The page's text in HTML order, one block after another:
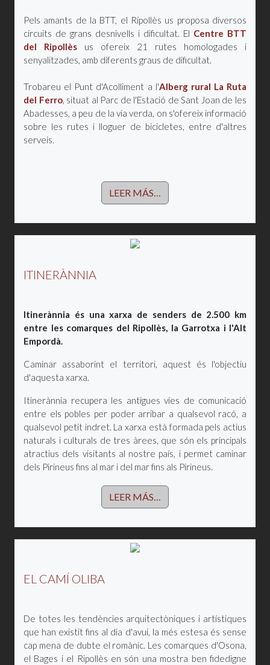
Pels amants de la BTT, el Ripollès us proposa diversos
circuits de grans desnivells i dificultat. El Centre BTT
del Ripollès us ofereix 21 rutes homologades i
senyalitzades, amb diferents graus de dificultat.
Trobareu el Punt d'Acolliment a l'Alberg rural La Ruta
del Ferro, situat al Parc de l'Estació de Sant Joan de les
Abadesses, a peu de la via verda, on s'ofereix informació
sobre les rutes i lloguer de bicicletes, entre d'altres
serveis.
LEER MÁS…
ITINERÀNNIA
Itinerànnia és una xarxa de senders de 2.500 km
entre les comarques del Ripollès, la Garrotxa i l'Alt
Empordà.
Caminar assaborint el territori, aquest és l'objectiu
d'aquesta xarxa.
Itinerànnia recupera les antigues vies de comunicació
entre els pobles per poder arribar a qualsevol racó, a
qualsevol petit indret. La xarxa està formada pels actius
naturals i culturals de tres àrees, que són els principals
atractius dels visitants al nostre país, i permet caminar
dels Pirineus fins al mar i del mar fins als Pirineus.
LEER MÁS…
EL CAMÍ OLIBA
De totes les tendències arquitectòniques i artístiques
que han existit fins al dia d'avui, la més estesa és sense
cap mena de dubte el romànic. Les comarques d'Osona,
el Bages i el Ripollès en són una mostra ben fidedigne